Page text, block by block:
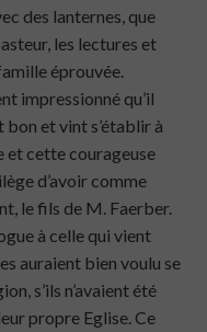
des lanternes, que
les lectures et
éprouvée.
impressionné qu’il
et vint s’établir à
et cette courageuse
d’avoir comme
le fils de M. Faerber.
à celle qui vient
auraient bien voulu se
s’ils n’avaient été
propre Eglise. Ce